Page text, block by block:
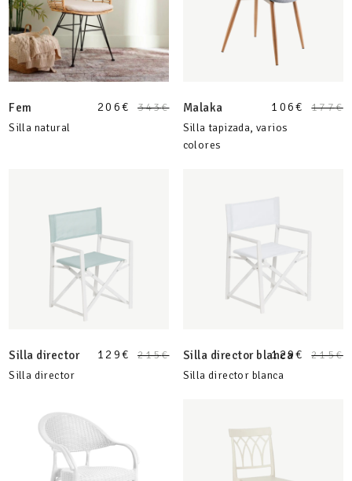
206€ 343€
Fem
Silla natural
106€ 177€
Malaka
Silla tapizada, varios
colores
129€ 215€
Silla director
Silla director
129€ 215€
Silla director blanca
Silla director blanca